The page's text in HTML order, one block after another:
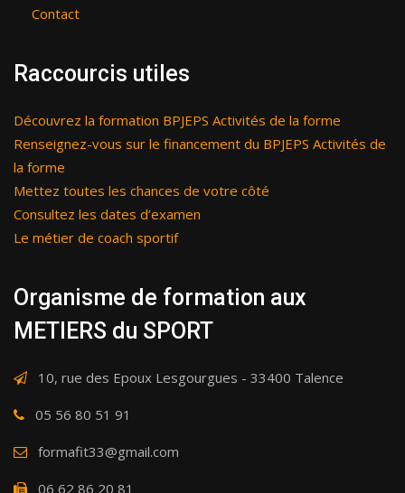
Contact
Raccourcis utiles
Découvrez la formation BPJEPS Activités de la forme
Renseignez-vous sur le financement du BPJEPS Activités de
la forme
Mettez toutes les chances de votre côté
Consultez les dates d’examen
Le métier de coach sportif
Organisme de formation aux
METIERS du SPORT
10, rue des Epoux Lesgourgues - 33400 Talence
05 56 80 51 91
formafit33@gmail.com
06 62 86 20 81